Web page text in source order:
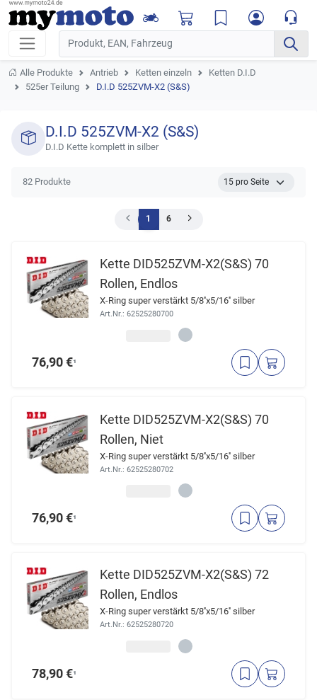
Alle Produkte Antrieb Ketten einzeln
Ketten D.I.D
525er Teilung
D.I.D 525ZVM-X2 (S&S)
D.I.D 525ZVM-X2 (S&S)
D.I.D Kette komplett in silber
82 Produkte
1 6
Kette DID525ZVM-X2(S&S) 70
Rollen, Endlos
X-Ring super verstärkt 5/8''x5/16'' silber
Art.Nr.: 62525280700
76,90 €¹
Kette DID525ZVM-X2(S&S) 70
Rollen, Niet
X-Ring super verstärkt 5/8''x5/16'' silber
Art.Nr.: 62525280702
76,90 €¹
Kette DID525ZVM-X2(S&S) 72
Rollen, Endlos
X-Ring super verstärkt 5/8''x5/16'' silber
Art.Nr.: 62525280720
78,90 €¹